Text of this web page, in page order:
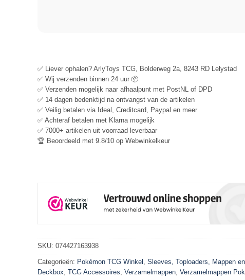
✅ Liever ophalen? ArlyToys TCG, Bolderweg 2a, 8243 RD Lelystad
✅ Wij verzenden binnen 24 uur 📦
✅ Verzenden mogelijk naar afhaalpunt met PostNL of DPD
✅ 14 dagen bedenktijd na ontvangst van de artikelen
✅ Veilig betalen via Ideal, Creditcard, Paypal en meer
✅ Achteraf betalen met Klarna mogelijk
✅ 7000+ artikelen uit voorraad leverbaar
🏆 Beoordeeld met 9.8/10 op Webwinkelkeur
SKU: 074427163938
Categorieën: Pokémon TCG Winkel
Sleeves, Toploaders, Mappen en
Deckbox TCG Accessoires Verzamelmappen Verzamelmappen